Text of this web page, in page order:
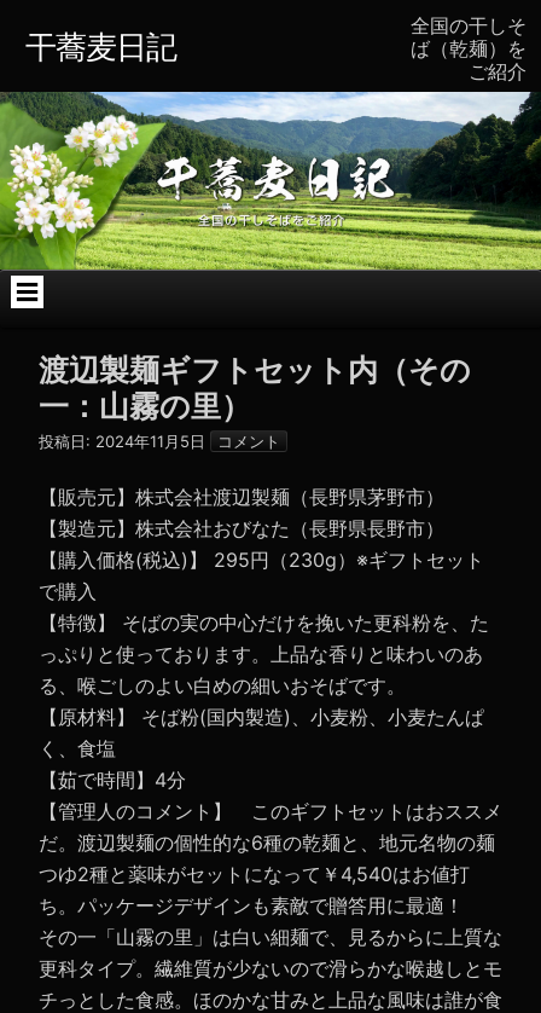
ツ
へ
ス
キ
ッ
プ
干蕎麦日記
全国の干しそ
ば（乾麺）を
ご紹介
渡辺製麺ギフトセット内（その
一：山霧の里）
投稿日: 2024年11月5日 コメント
【販売元】株式会社渡辺製麺（長野県茅野市）
【製造元】株式会社おびなた（長野県長野市）
【購入価格(税込)】 295円（230g）※ギフトセット
で購入
【特徴】 そばの実の中心だけを挽いた更科粉を、た
っぷりと使っております。上品な香りと味わいのあ
る、喉ごしのよい白めの細いおそばです。
【原材料】 そば粉(国内製造)、小麦粉、小麦たんぱ
く、食塩
【茹で時間】4分
【管理人のコメント】 このギフトセットはおススメ
だ。渡辺製麺の個性的な6種の乾麺と、地元名物の麺
つゆ2種と薬味がセットになって￥4,540はお値打
ち。パッケージデザインも素敵で贈答用に最適！
その一「山霧の里」は白い細麺で、見るからに上質な
更科タイプ。繊維質が少ないので滑らかな喉越しとモ
チっとした食感。ほのかな甘みと上品な風味は誰が食